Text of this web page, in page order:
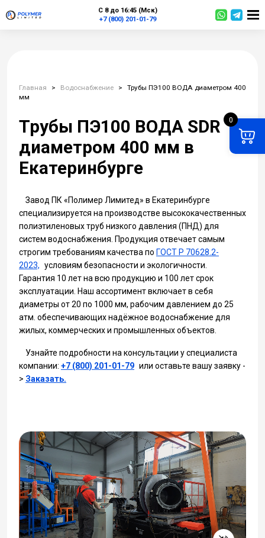
С 8 до 16:45 (Мск)
+7 (800) 201-01-79
0
Главная > Водоснабжение >
Трубы ПЭ100 ВОДА диаметром 400
мм
Трубы ПЭ100 ВОДА SDR
диаметром 400 мм в
Екатеринбурге
Завод ПК «Полимер Лимитед» в Екатеринбурге
специализируется на производстве высококачественных
полиэтиленовых труб низкого давления (ПНД) для
систем водоснабжения. Продукция отвечает самым
строгим требованиям качества по ГОСТ Р 70628.2-
2023, условиям безопасности и экологичности.
Гарантия 10 лет на всю продукцию и 100 лет срок
эксплуатации. Наш ассортимент включает в себя
диаметры от 20 по 1000 мм, рабочим давлением до 25
атм. обеспечивающих надёжное водоснабжение для
жилых, коммерческих и промышленных объектов.
Узнайте подробности на консультации у специалиста
компании: +7 (800) 201-01-79 или оставьте вашу заявку -
> Заказать.